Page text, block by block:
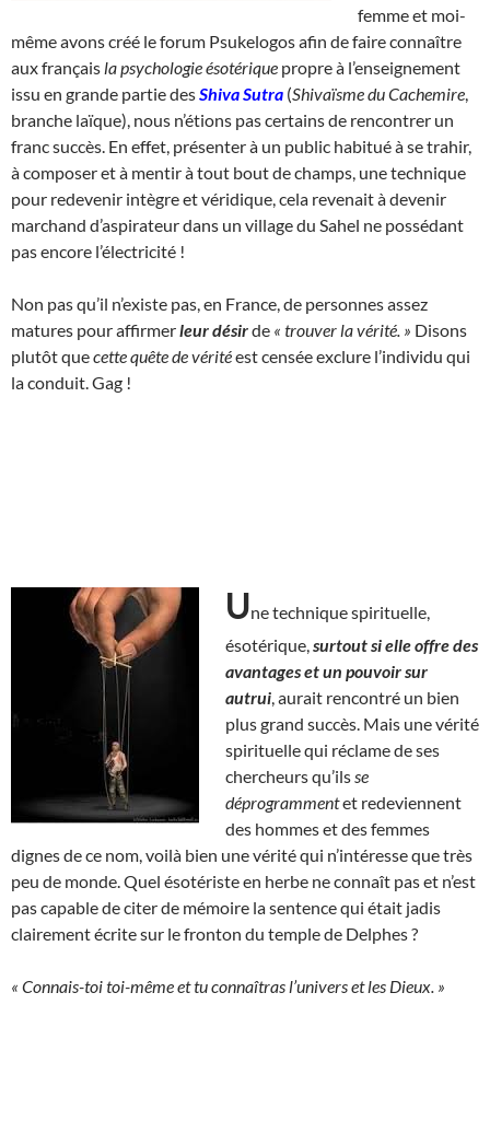
femme et moi-
même avons créé le forum Psukelogos afin de faire connaître
aux français la psychologie ésotérique propre à l’enseignement
issu en grande partie desShiva Sutra (Shivaïsme du Cachemire
branche laïque), nous n’étions pas certains de rencontrer un
franc succès. En effet, présenter à un public habitué à se trahir,
à composer et à mentir à tout bout de champs, une technique
pour redevenir intègre et véridique, cela revenait à devenir
marchand d’aspirateur dans un village du Sahel ne possédant
pas encore l’électricité !
Non pas qu’il n’existe pas, en France, de personnes assez
matures pour affirmerleur désirde « trouver la vérité. » Disons
plutôt quecette quête de véritéest censée exclure l’individu qui
la conduit. Gag !
Une technique spirituelle,
ésotérique, surtout si elle offre des
avantages et un pouvoir sur
autrui , aurait rencontré un bien
plus grand succès. Mais une vérité
spirituelle qui réclame de ses
chercheurs qu’ils se
déprogrammentet redeviennent
des hommes et des femmes
dignes de ce nom, voilà bien une vérité qui n’intéresse que très
peu de monde. Quel ésotériste en herbe ne connaît pas et n’est
pas capable de citer de mémoire la sentence qui était jadis
clairement écrite sur le fronton du temple de Delphes ?
« Connais-toi toi-même et tu connaîtras l’univers et les Dieux. »